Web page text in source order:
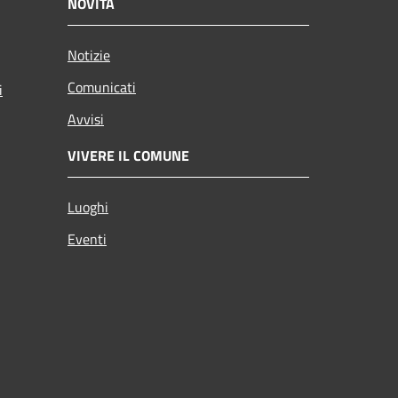
Notizie
Comunicati
Avvisi
VIVERE IL COMUNE
Luoghi
Eventi